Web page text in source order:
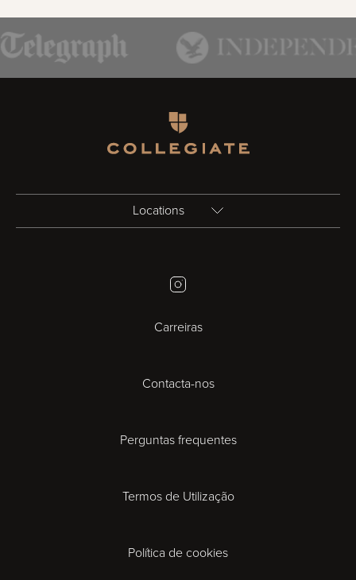
Locations
Bristol
Cambridge
Cardiff
Instagram
Carreiras
Contacta-nos
Perguntas frequentes
Termos de Utilização
Política de cookies